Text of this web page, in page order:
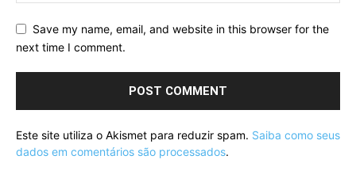
Save my name, email, and website in this browser for the
next time I comment.
Este site utiliza o Akismet para reduzir spam. Saiba como seus
dados em comentários são processados.